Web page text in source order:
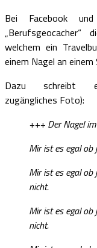
Bei Facebook
welchem ein
einem Nagel an
Dazu schreibt
zugängliches Foto):
+++ Der Nagel
Mir ist es egal
Mir ist es egal
nicht.
Mir ist es egal ob
nicht.